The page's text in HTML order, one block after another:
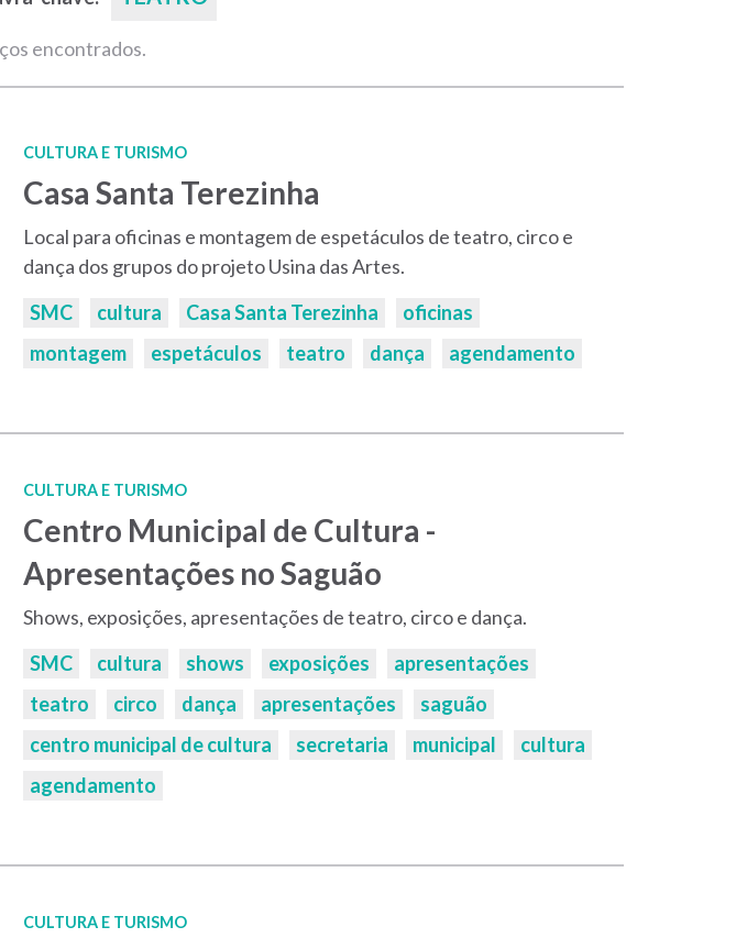
encontrados.
CULTURA E TURISMO
Casa Santa Terezinha
Local para oficinas e montagem de espetáculos de teatro, circo e
dança dos grupos do projeto Usina das Artes.
Palavras-
chaves:
SMC cultura Casa Santa Terezinha
oficinas
montagem
espetáculos teatro dança agendamento
CULTURA E TURISMO
Centro Municipal de Cultura -
Apresentações no Saguão
Shows, exposições, apresentações de teatro, circo e dança.
Palavras-
chaves:
SMC cultura shows exposições
apresentações
teatro
circo dança apresentações
saguão
centro municipal de cultura
secretaria municipal
cultura
agendamento
CULTURA E TURISMO